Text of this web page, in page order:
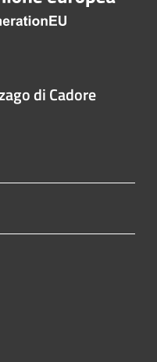
di Cadore